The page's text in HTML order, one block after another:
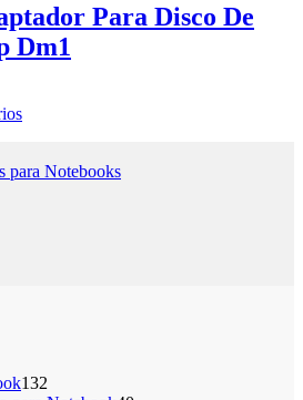
Para Disco De
Dm1
para Notebooks
132